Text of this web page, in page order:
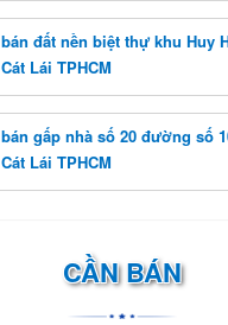
bán đất nền biệt thự khu Huy
Cát Lái TPHCM
bán gấp nhà số 20 đường số
Cát Lái TPHCM
CẦN BÁN